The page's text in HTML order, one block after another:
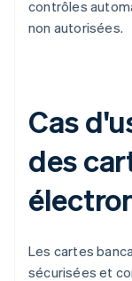
contrôles
non autorisées.
Cas
des
Les cartes
sécurisées et